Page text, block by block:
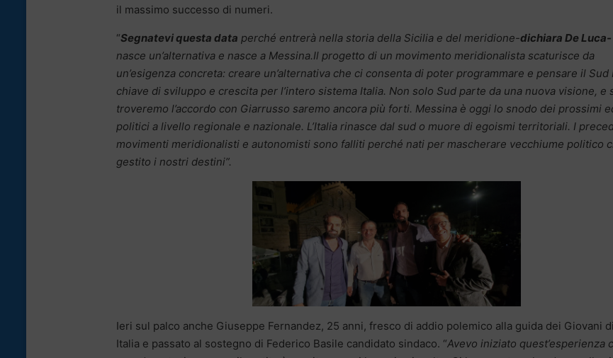
il massimo successo di numeri.
“Segnatevi questa data perché entrerà nella storia della Sicilia e del meridione-dichiara De Luca-
nasce un’alternativa e nasce a Messina.Il progetto di un movimento meridionalista scaturisce da
un’esigenza concreta: creare un’alternativa che ci consenta di poter programmare e pensare il Sud
chiave di sviluppo e crescita per l’intero sistema Italia. Non solo Sud parte da una nuova visione, e
troveremo l’accordo con Giarrusso saremo ancora più forti. Messina è oggi lo snodo dei prossimi
politici a livello regionale e nazionale. L’Italia rinasce dal sud o muore di egoismi territoriali. I
movimenti meridionalisti e autonomisti sono falliti perché nati per mascherare vecchiume politico
gestito i nostri destini”.
Ieri sul palco anche Giuseppe Fernandez, 25 anni, fresco di addio polemico alla guida dei Giovani
Italia e passato al sostegno di Federico Basile candidato sindaco. “Avevo iniziato quest’esperienza